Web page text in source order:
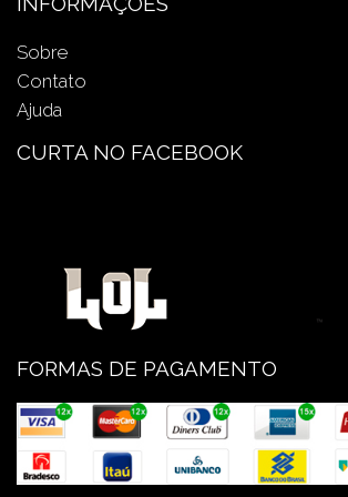
Sobre
Contato
Ajuda
CURTA NO FACEBOOK
FORMAS DE PAGAMENTO